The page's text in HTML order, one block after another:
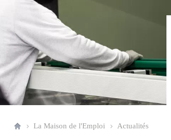
La Maison de l'Emploi Actualités